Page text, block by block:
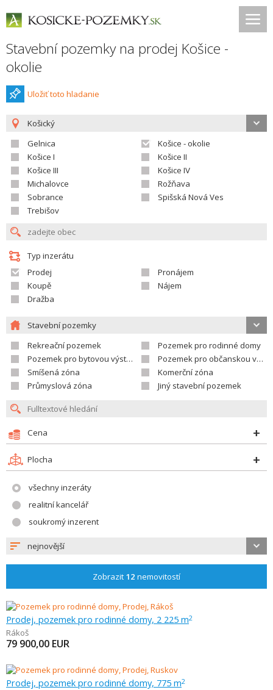
Stavební pozemky na prodej Košice -
okolie
Uložiť toto hladanie
Košický
Gelnica
Košice - okolie
Košice I
Košice II
Košice III
Košice IV
Michalovce
Rožňava
Sobrance
Spišská Nová Ves
Trebišov
Typ inzerátu
Prodej
Pronájem
Koupě
Nájem
Dražba
Stavební pozemky
Rekreační pozemek
Pozemek pro rodinné domy
Pozemek pro bytovou výstavbu
Pozemek pro občanskou vybavenost
Smíšená zóna
Komerční zóna
Průmyslová zóna
Jiný stavební pozemek
Cena
Plocha
všechny inzeráty
realitní kancelář
soukromý inzerent
nejnovější
Zobrazit 12 nemovitostí
Prodej, pozemek pro rodinné domy, 2 225 m2
Rákoš
79 900,00 EUR
Prodej, pozemek pro rodinné domy, 775 m2